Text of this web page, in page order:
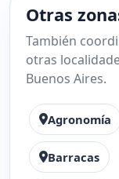
Otras
También
otras
Buenos Aires.
Agronomía
Barracas